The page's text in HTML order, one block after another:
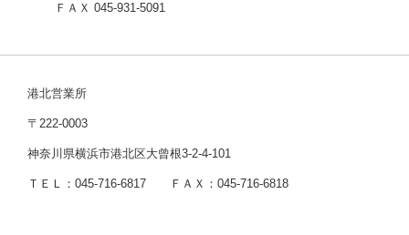
ＦＡＸ 045-931-5091
港北営業所
〒222-0003
神奈川県横浜市港北区大曾根3-2-4-101
ＴＥＬ：045-716-6817 ＦＡＸ：045-716-6818